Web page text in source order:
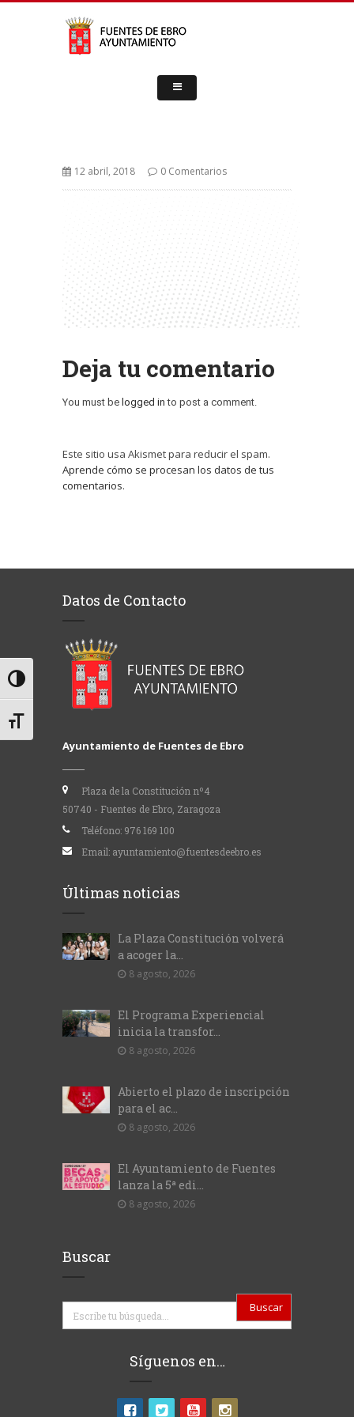
Alternar alto contraste
Alternar tamaño de letra
12 abril, 2018 0 Comentarios
Deja tu comentario
You must be logged in to post a comment.
Este sitio usa Akismet para reducir el spam.
Aprende cómo se procesan los datos de tus
comentarios.
Datos de Contacto
Ayuntamiento de Fuentes de Ebro
Plaza de la Constitución nº4
50740 - Fuentes de Ebro, Zaragoza
Teléfono: 976 169 100
Email: ayuntamiento@fuentesdeebro.es
Últimas noticias
La Plaza Constitución volverá
a acoger la...
8 agosto, 2026
El Programa Experiencial
inicia la transfor...
8 agosto, 2026
Abierto el plazo de inscripción
para el ac...
8 agosto, 2026
El Ayuntamiento de Fuentes
lanza la 5ª edi...
8 agosto, 2026
Buscar
Buscar
Síguenos en…